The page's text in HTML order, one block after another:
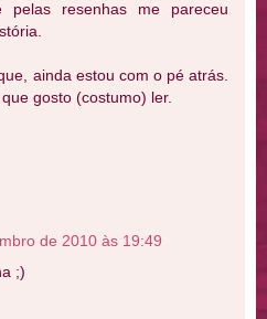
pelas resenhas me pareceu
ainda estou com o pé atrás.
gosto (costumo) ler.
de 2010 às 19:49
;)